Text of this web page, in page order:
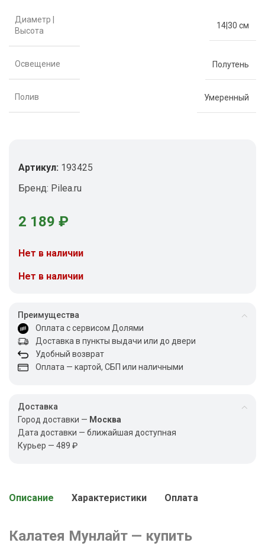
Диаметр |
Высота
14|30 см
Освещение Полутень
Полив Умеренный
Артикул: 193425
Бренд: Pilea.ru
2 189 ₽
Нет в наличии
Нет в наличии
Преимущества
Оплата с сервисом Долями
Доставка в пункты выдачи или до двери
Удобный возврат
Оплата — картой, СБП или наличными
Доставка
Город доставки — Москва
Дата доставки — ближайшая доступная
Курьер — 489 ₽
Описание Характеристики Оплата
Калатея Мунлайт — купить